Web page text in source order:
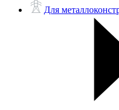
Для